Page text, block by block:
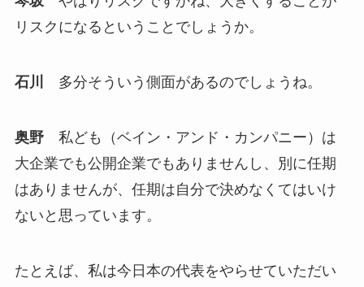
リスクになるということでしょうか。
石川 多分そういう側面があるのでしょうね。
奥野私ども（ベイン・アンド・カンパニー）は
大企業でも公開企業でもありませんし、別に任期
はありませんが、任期は自分で決めなくてはいけ
ないと思っています。
たとえば、私は今日本の代表をやらせていただい